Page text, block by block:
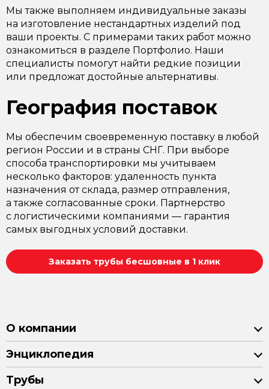
Мы также выполняем индивидуальные заказы
на изготовление нестандартных изделий под
ваши проекты. С примерами таких работ можно
ознакомиться в разделе Портфолио. Наши
специалисты помогут найти редкие позиции
или предложат достойные альтернативы.
География поставок
Мы обеспечим своевременную поставку в любой
регион России и в страны СНГ. При выборе
способа транспортировки мы учитываем
несколько факторов: удаленность пункта
назначения от склада, размер отправления,
а также согласованные сроки. Партнерство
с логистическими компаниями — гарантия
самых выгодных условий доставки.
Заказать трубы бесшовные в 1 клик
О компании
Энциклопедия
Трубы